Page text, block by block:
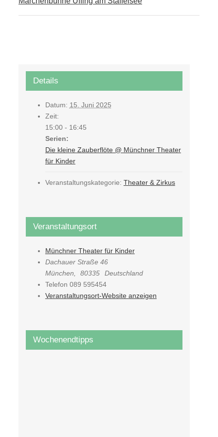
Details
Datum: 15. Juni 2025
Zeit:
15:00 - 16:45
Serien:
Die kleine Zauberflöte @ Münchner Theater
für Kinder
Veranstaltungskategorie: Theater & Zirkus
Veranstaltungsort
Münchner Theater für Kinder
Dachauer Straße 46
München, 80335
Deutschland
Telefon 089 595454
Veranstaltungsort-Website anzeigen
Wochenendtipps